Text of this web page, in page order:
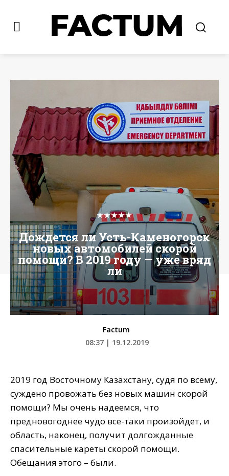
★★★★★
Дождется ли Усть-Каменогорск
новых автомобилей скорой
помощи? В 2019 году — уже вряд
ли
Factum
08:37 | 19.12.2019
2019 год Восточному Казахстану, судя по всему,
суждено провожать без новых машин скорой
помощи? Мы очень надеемся, что
предновогоднее чудо все-таки произойдет, и
область, наконец, получит долгожданные
спасительные кареты скорой помощи.
Обещания этого – были.